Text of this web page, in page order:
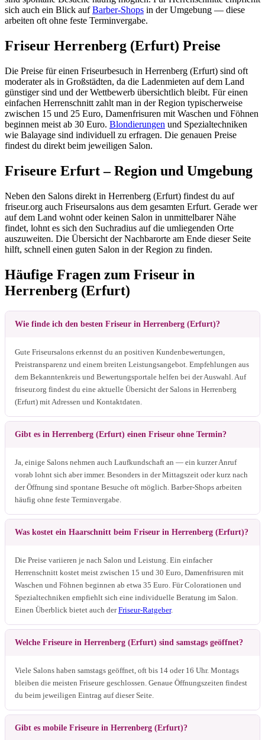
sich auch ein Blick aufBarber-Shops in der Umgebung — diese
arbeiten oft ohne feste Terminvergabe.
Friseur Herrenberg (Erfurt) Preise
Die Preise für einen Friseurbesuch in Herrenberg (Erfurt) sind oft
moderater als in Großstädten, da die Ladenmieten auf dem Land
günstiger sind und der Wettbewerb übersichtlich bleibt. Für einen
einfachen Herrenschnitt zahlt man in der Region typischerweise
zwischen 15 und 25 Euro, Damenfrisuren mit Waschen und Föhnen
beginnen meist ab 30 Euro. Blondierungen und Spezialtechniken
wie Balayage sind individuell zu erfragen. Die genauen Preise
findest du direkt beim jeweiligen Salon.
Friseure Erfurt – Region und Umgebung
Neben den Salons direkt in Herrenberg (Erfurt) findest du auf
friseur.org auch Friseursalons aus dem gesamten Erfurt. Gerade wer
auf dem Land wohnt oder keinen Salon in unmittelbarer Nähe
findet, lohnt es sich den Suchradius auf die umliegenden Orte
auszuweiten. Die Übersicht der Nachbarorte am Ende dieser Seite
hilft, schnell einen guten Salon in der Region zu finden.
Häufige Fragen zum Friseur in
Herrenberg (Erfurt)
Wie finde ich den besten Friseur in Herrenberg (Erfurt)?
Gute Friseursalons erkennst du an positiven Kundenbewertungen,
Preistransparenz und einem breiten Leistungsangebot. Empfehlungen aus
dem Bekanntenkreis und Bewertungsportale helfen bei der Auswahl. Auf
friseur.org findest du eine aktuelle Übersicht der Salons in Herrenberg
(Erfurt) mit Adressen und Kontaktdaten.
Gibt es in Herrenberg (Erfurt) einen Friseur ohne Termin?
Ja, einige Salons nehmen auch Laufkundschaft an — ein kurzer Anruf
vorab lohnt sich aber immer. Besonders in der Mittagszeit oder kurz nach
der Öffnung sind spontane Besuche oft möglich. Barber-Shops arbeiten
häufig ohne feste Terminvergabe.
Was kostet ein Haarschnitt beim Friseur in Herrenberg (Erfurt)?
Die Preise variieren je nach Salon und Leistung. Ein einfacher
Herrenschnitt kostet meist zwischen 15 und 30 Euro, Damenfrisuren mit
Waschen und Föhnen beginnen ab etwa 35 Euro. Für Colorationen und
Spezialtechniken empfiehlt sich eine individuelle Beratung im Salon.
Einen Überblick bietet auch derFriseur-Ratgeber.
Welche Friseure in Herrenberg (Erfurt) sind samstags geöffnet?
Viele Salons haben samstags geöffnet, oft bis 14 oder 16 Uhr. Montags
bleiben die meisten Friseure geschlossen. Genaue Öffnungszeiten findest
du beim jeweiligen Eintrag auf dieser Seite.
Gibt es mobile Friseure in Herrenberg (Erfurt)?